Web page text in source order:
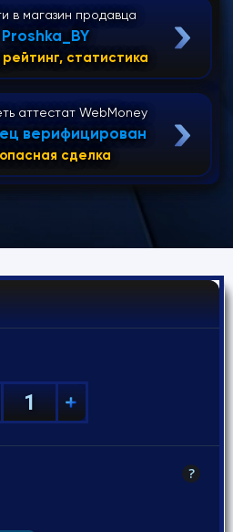
в магазин продавца
Proshka_BY
статистика
аттестат WebMoney
верифицирован
сделка
?